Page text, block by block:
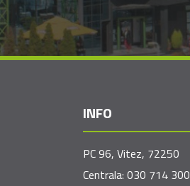
INFO
PC 96, Vitez, 72250
Centrala: 030 714 300